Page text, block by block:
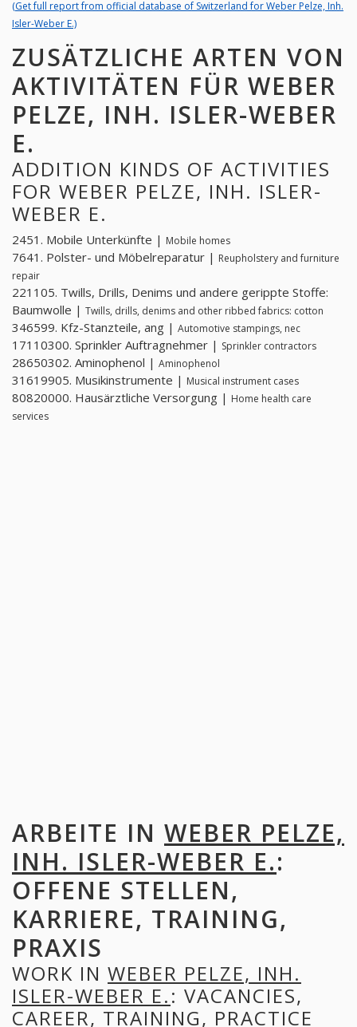
(Get full report from official database of Switzerland for Weber Pelze, Inh.
Isler-Weber E.)
ZUSÄTZLICHE ARTEN VON
AKTIVITÄTEN FÜR WEBER
PELZE, INH. ISLER-WEBER
E.
ADDITION KINDS OF ACTIVITIES
FOR WEBER PELZE, INH. ISLER-
WEBER E.
2451. Mobile Unterkünfte | Mobile homes
7641. Polster- und Möbelreparatur | Reupholstery and furniture
repair
221105. Twills, Drills, Denims und andere gerippte Stoffe:
Baumwolle | Twills, drills, denims and other ribbed fabrics: cotton
346599. Kfz-Stanzteile, ang | Automotive stampings, nec
17110300. Sprinkler Auftragnehmer | Sprinkler contractors
28650302. Aminophenol | Aminophenol
31619905. Musikinstrumente | Musical instrument cases
80820000. Hausärztliche Versorgung | Home health care
services
ARBEITE IN WEBER PELZE,
INH. ISLER-WEBER E.:
OFFENE STELLEN,
KARRIERE, TRAINING,
PRAXIS
WORK IN WEBER PELZE, INH.
ISLER-WEBER E.: VACANCIES,
CAREER, TRAINING, PRACTICE